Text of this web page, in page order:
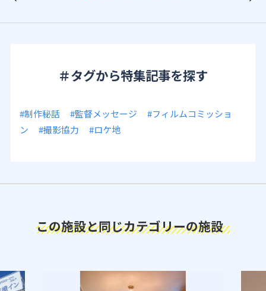
＃タグから特集記事を探す
#制作秘話 #監督メッセージ
#フィルムコミッショ
ン
#撮影協力 #ロケ地
この施設と同じカテゴリーの施設